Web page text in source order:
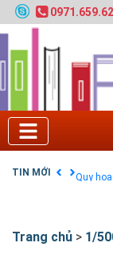
TIN MỚI
Tuyển
trường
Chính
Điều
Quy
GIAO
SỐ 02
Trang chủ > 1/